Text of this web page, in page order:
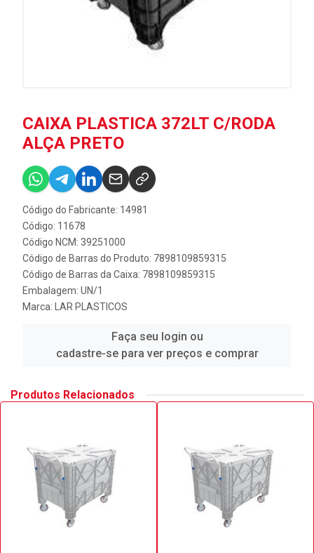
CAIXA PLASTICA 372LT C/RODA
ALÇA PRETO
Código do Fabricante: 14981
Código: 11678
Código NCM: 39251000
Código de Barras do Produto: 7898109859315
Código de Barras da Caixa: 7898109859315
Embalagem: UN/1
Marca:
LAR PLASTICOS
Faça seu login ou
cadastre-se para ver preços e comprar
Produtos Relacionados